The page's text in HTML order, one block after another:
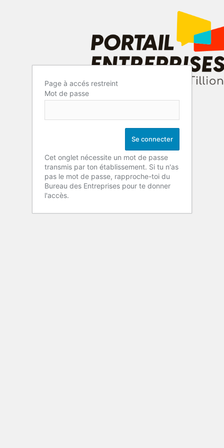
Page à accés restreint
Mot de passe
Cet onglet nécessite un mot de passe
transmis par ton établissement. Si tu n'as
pas le mot de passe, rapproche-toi du
Bureau des Entreprises pour te donner
l'accès.